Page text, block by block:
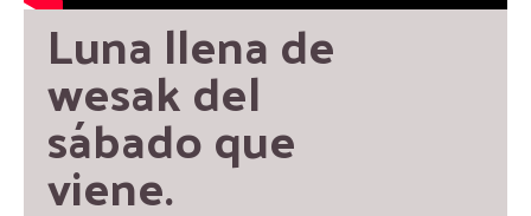
Luna llena de
wesak del
sábado que
viene.